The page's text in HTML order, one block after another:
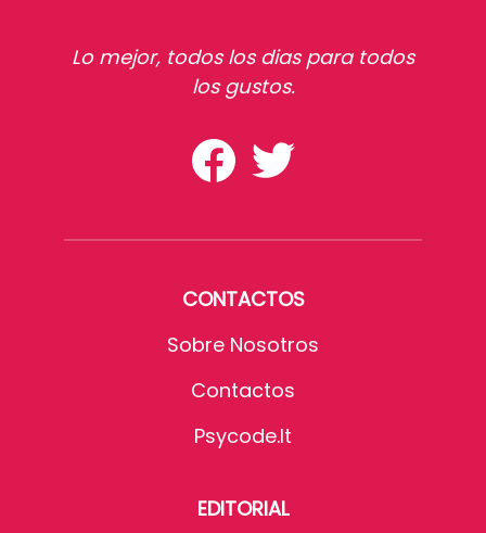
Lo mejor, todos los dias para todos
los gustos.
CONTACTOS
Sobre Nosotros
Contactos
Psycode.it
EDITORIAL